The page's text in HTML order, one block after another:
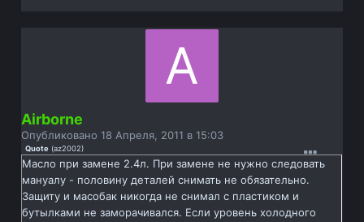
Airborne
Опубликовано18 Апреля, 2011 в 15:03
Quote (az2002)
Масло при замене 2.4л. При замене не нужно следовать
мануалу - половину деталей снимать не обязательно.
Защиту и масобак никогда не снимал с пластиком и
бутылками не заморачивался. Если уровень холодного